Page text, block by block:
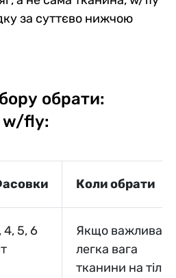
за суттєво нижчою
обрати:
w/fly:
Коли обрати
4, 5, 6
Якщо важлива
легка вага
тканини на тілі